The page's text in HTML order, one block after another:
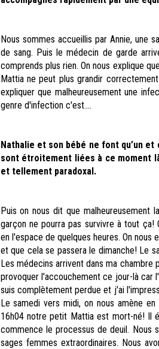
Nous sommes accueillis par Annie, une
de sang. Puis le médecin de garde
comprends plus rien. On nous explique
Mattia ne peut plus grandir
expliquer que malheureusement une
genre d'infection c'est....
Nathalie et son bébé ne font qu’un
sont étroitement liées à ce moment
et tellement paradoxal.
Puis on nous dit que
garçon ne pourra pas survivre à tout ça!
en l'espace de quelques heures. On
et que cela se passera le dimanche! Le
Les médecins arrivent dans ma
provoquer l'accouchement ce jour-là car
suis complètement perdue et j'ai
Le samedi vers midi, on nous amène
16h04 notre petit Mattia est mort-né! Il
commence le processus de deuil. Nous
sages femmes extraordinaires. Nous